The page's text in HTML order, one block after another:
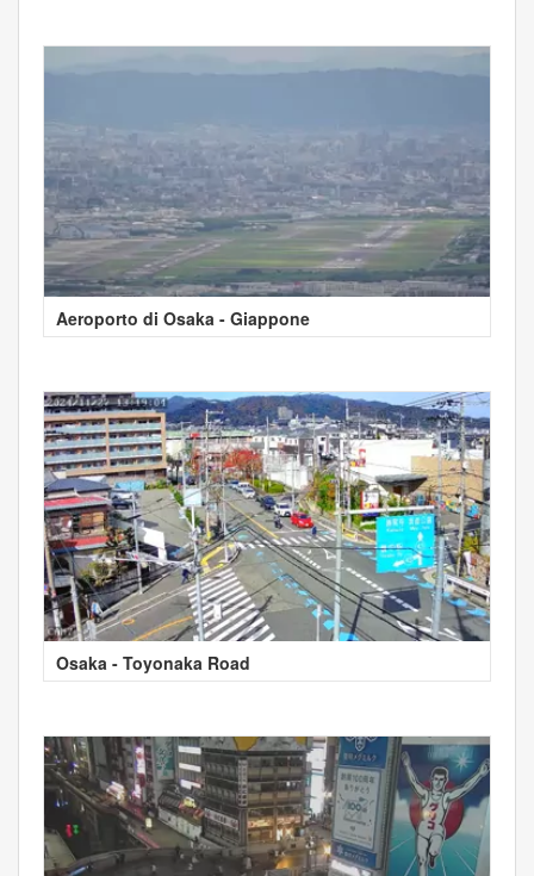
Aeroporto di Osaka - Giappone
Osaka - Toyonaka Road